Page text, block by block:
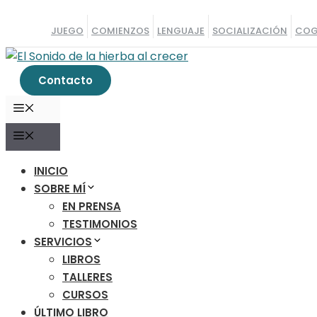
contenido
JUEGO COMIENZOS LENGUAJE SOCIALIZACIÓN
Contacto
INICIO
SOBRE MÍ
EN PRENSA
TESTIMONIOS
SERVICIOS
LIBROS
TALLERES
CURSOS
ÚLTIMO LIBRO